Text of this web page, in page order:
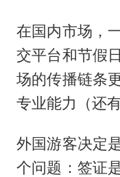
在国内市场，
交平台和节假
场的传播链条
专业能力（还
外国游客决定
个问题：签证